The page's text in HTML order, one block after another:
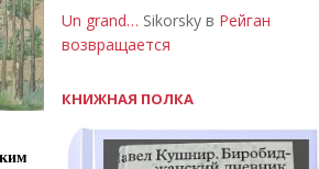
Un grand… Sikorsky в Рейган
возвращается
КНИЖНАЯ ПОЛКА